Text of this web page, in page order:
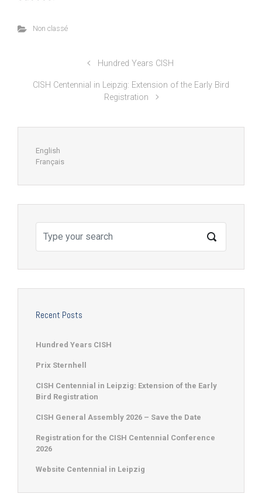
Non classé
Hundred Years CISH
CISH Centennial in Leipzig: Extension of the Early Bird
Registration
English
Français
Recent Posts
Hundred Years CISH
Prix Sternhell
CISH Centennial in Leipzig: Extension of the Early
Bird Registration
CISH General Assembly 2026 – Save the Date
Registration for the CISH Centennial Conference
2026
Website Centennial in Leipzig